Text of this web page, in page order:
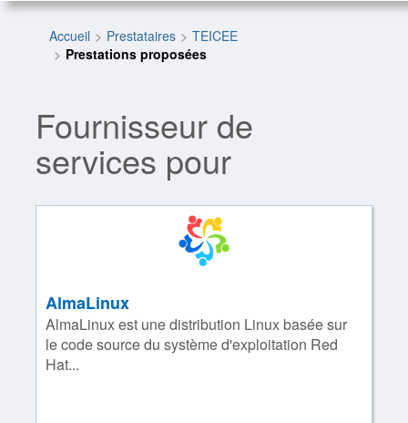
Accueil Prestataires
TEICEE
Prestations proposées
Fournisseur de
services pour
AlmaLinux
AlmaLinux est une distribution Linux basée sur
le code source du système d'exploitation Red
Hat...